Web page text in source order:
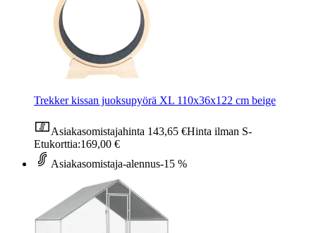
Trekker kissan juoksupyörä XL 110x36x122 cm beige
Asiakasomistajahinta 143,65 €Hinta ilman S-
Etukorttia:169,00 €
Asiakasomistaja-alennus-15 %